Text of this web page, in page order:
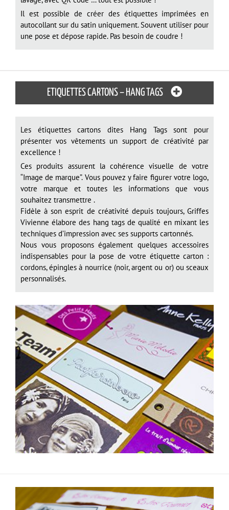
Il est possible de créer des étiquettes imprimées en
autocollant sur du satin uniquement. Souvent utiliser pour
une pose et dépose rapide. Pas besoin de coudre !
ETIQUETTES CARTONS – HANG TAGS
Les étiquettes cartons dites Hang Tags sont pour
présenter vos vêtements un support de créativité par
excellence !
Ces produits assurent la cohérence visuelle de votre
“Image de marque”. Vous pouvez y faire figurer votre logo,
votre marque et toutes les informations que vous
souhaitez transmettre .
Fidèle à son esprit de créativité depuis toujours, Griffes
Vivienne élabore des hang tags de qualité en mixant les
techniques d’impression avec ses supports cartonnés.
Nous vous proposons également quelques accessoires
indispensables pour la pose de votre étiquette carton :
cordons, épingles à nourrice (noir, argent ou or) ou sceaux
personnalisés.